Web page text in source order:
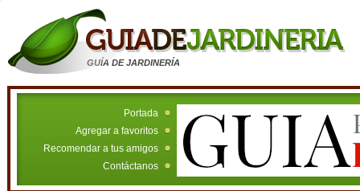
GUÍA DE JARDINERÍA
Portada
Agregar a favoritos
Recomendar a tus amigos
Contáctanos